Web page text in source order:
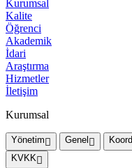
Kurumsal
Kalite
Öğrenci
Akademik
İdari
Araştırma
Hizmetler
İletişim
Kurumsal
Yönetim Genel
KVKK